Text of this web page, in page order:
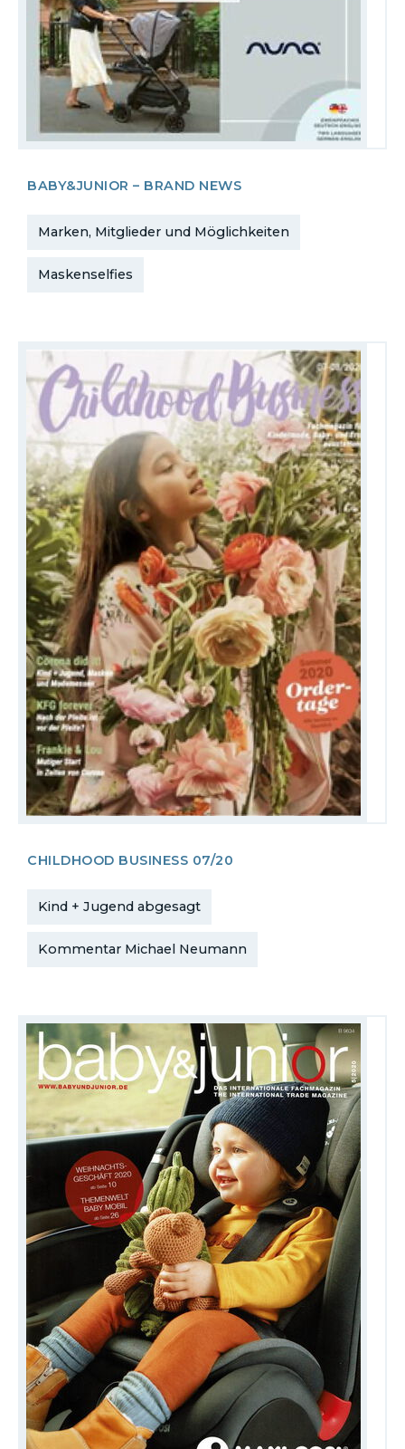
BABY&JUNIOR – BRAND NEWS
Marken, Mitglieder und Möglichkeiten
Maskenselfies
CHILDHOOD BUSINESS 07/20
Kind + Jugend abgesagt
Kommentar Michael Neumann